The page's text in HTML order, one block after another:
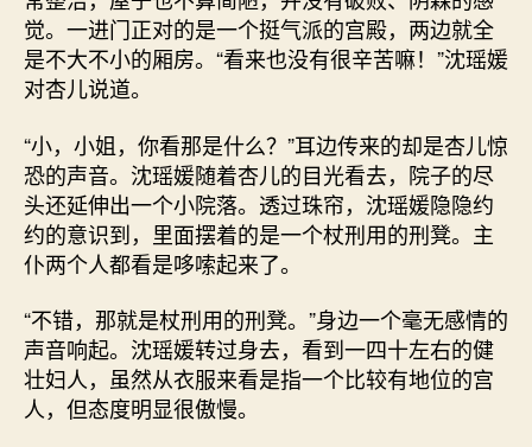
觉。一进门正对的是一个挺气派的宫殿，两边就全
是不大不小的厢房。“看来也没有很辛苦嘛！”沈瑶媛
对杏儿说道。
“小，小姐，你看那是什么？”耳边传来的却是杏儿惊
恐的声音。沈瑶媛随着杏儿的目光看去，院子的尽
头还延伸出一个小院落。透过珠帘，沈瑶媛隐隐约
约的意识到，里面摆着的是一个杖刑用的刑凳。主
仆两个人都看是哆嗦起来了。
“不错，那就是杖刑用的刑凳。”身边一个毫无感情的
声音响起。沈瑶媛转过身去，看到一四十左右的健
壮妇人，虽然从衣服来看是指一个比较有地位的宫
人，但态度明显很傲慢。